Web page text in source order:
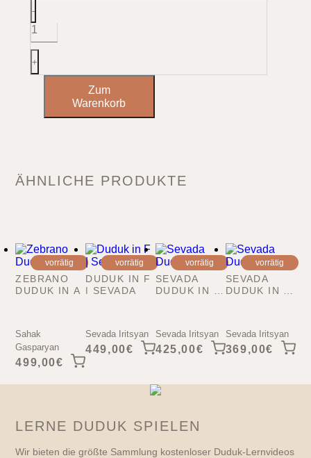
Ebony
Duduk
in
A
Menge
-
+
Zum
Warenkorb
ÄHNLICHE PRODUKTE
ZEBRANO
DUDUK IN A
Sahak
Gasparyan
499,00€
vorrätig
DUDUK IN F
| SEVADA
Sevada Iritsyan
449,00€
vorrätig
SEVADA
DUDUK IN G
Sevada Iritsyan
425,00€
vorrätig
SEVADA
DUDUK IN A
Sevada Iritsyan
369,00€
vorrätig
LERNE DUDUK SPIELEN
Wir bieten die größte Sammlung kostenloser Duduk-Lernvideos